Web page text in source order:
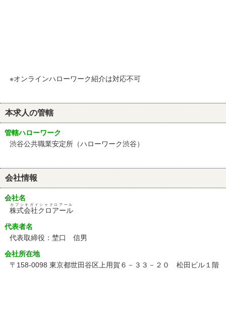
※オンラインハローワーク紹介は対応不可
本求人の管轄
管轄ハローワーク
渋谷公共職業安定所（ハローワーク渋谷）
会社情報
会社名
株式会社クロアール
カブシキガイシャクロアール
代表者名
代表取締役：埜口 信男
会社所在地
〒158-0098 東京都世田谷区上用賀６－３３－２０ 松田ビル１階